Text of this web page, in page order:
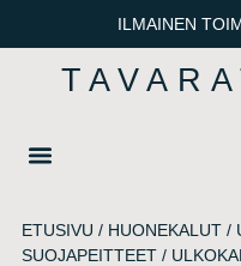
ILMAINEN
ETUSIVU / HUONEKALUT/
SUOJAPEITTEET/